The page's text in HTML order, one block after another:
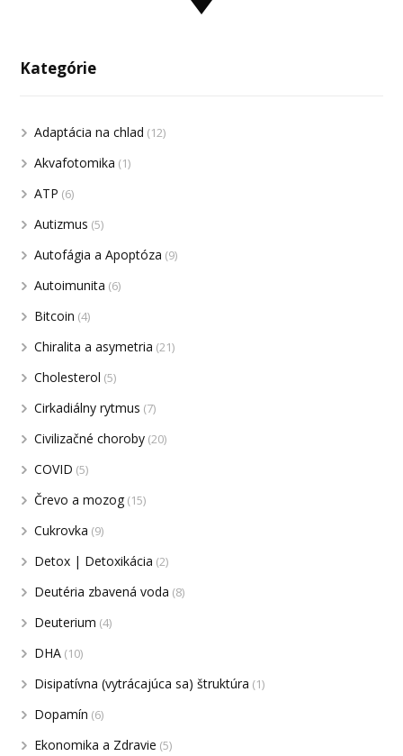
Kategórie
Adaptácia na chlad (12)
Akvafotomika (1)
ATP (6)
Autizmus (5)
Autofágia a Apoptóza (9)
Autoimunita (6)
Bitcoin (4)
Chiralita a asymetria (21)
Cholesterol (5)
Cirkadiálny rytmus (7)
Civilizačné choroby (20)
COVID (5)
Črevo a mozog (15)
Cukrovka (9)
Detox | Detoxikácia (2)
Deutéria zbavená voda (8)
Deuterium (4)
DHA (10)
Disipatívna (vytrácajúca sa) štruktúra (1)
Dopamín (6)
Ekonomika a Zdravie (5)